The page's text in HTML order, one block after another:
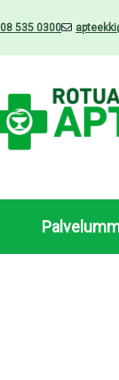
08 535 0300